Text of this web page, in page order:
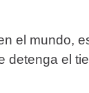
el mundo,
detenga el